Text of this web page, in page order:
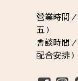
營業時間 /
五 )
會談時間 /
配合安排 )